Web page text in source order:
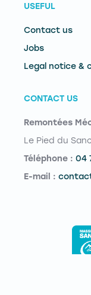
USEFUL
Contact us
Jobs
Legal notice &
CONTACT US
Remontées
Le Pied du
Téléphone : 04
E-mail :